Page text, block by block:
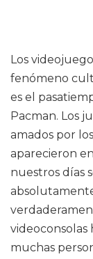
Los
fenómeno
es el
Pacman. Los
amados por
aparecieron
nuestros días
videoconsolas
muchas